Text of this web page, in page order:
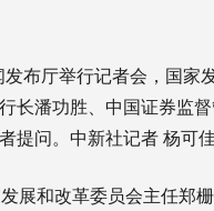
布厅举行记者会，国家
长潘功胜、中国证券监
提问。中新社记者 杨可
和改革委员会主任郑栅